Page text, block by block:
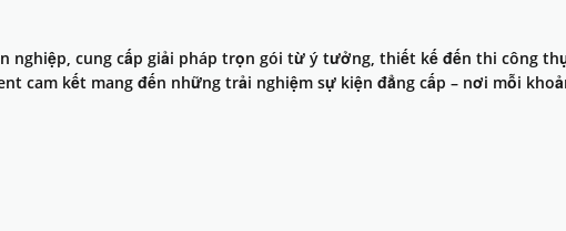
nghiệp, cung cấp giải pháp trọn gói từ ý tưởng, thiết kế đến thi công
cam kết mang đến những trải nghiệm sự kiện đẳng cấp – nơi mỗi